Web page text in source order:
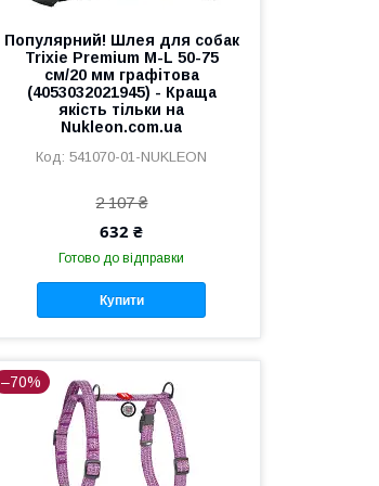
Популярний! Шлея для собак
Trixie Premium M-L 50-75
см/20 мм графітова
(4053032021945) - Краща
якість тільки на
Nukleon.com.ua
541070-01-NUKLEON
2 107 ₴
632 ₴
Готово до відправки
Купити
–70%